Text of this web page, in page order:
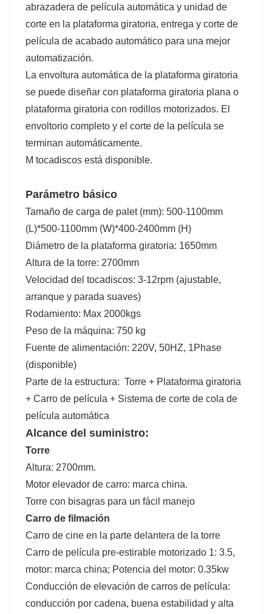
abrazadera de película automática y unidad de
corte en la plataforma giratoria, entrega y corte de
película de acabado automático para una mejor
automatización.
La envoltura automática de la plataforma giratoria
se puede diseñar con plataforma giratoria plana o
plataforma giratoria con rodillos motorizados. El
envoltorio completo y el corte de la película se
terminan automáticamente.
M tocadiscos está disponible.
Parámetro básico
Tamaño de carga de palet (mm): 500-1100mm
(L)*500-1100mm (W)*400-2400mm (H)
Diámetro de la plataforma giratoria: 1650mm
Altura de la torre: 2700mm
Velocidad del tocadiscos: 3-12rpm (ajustable,
arranque y parada suaves)
Rodamiento: Max 2000kgs
Peso de la máquina: 750 kg
Fuente de alimentación: 220V, 50HZ, 1Phase
(disponible)
Parte de la estructura: Torre + Plataforma giratoria
+ Carro de película + Sistema de corte de cola de
película automática
Alcance del suministro:
Torre
Altura: 2700mm.
Motor elevador de carro: marca china.
Torre con bisagras para un fácil manejo
Carro de filmación
Carro de cine en la parte delantera de la torre
Carro de película pre-estirable motorizado 1: 3.5,
motor: marca china; Potencia del motor: 0.35kw
Conducción de elevación de carros de película:
conducción por cadena, buena estabilidad y alta